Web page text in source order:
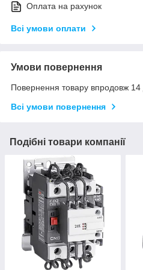
Оплата на рахунок
Всі умови оплати
Умови повернення
Повернення товару впродовж 14
Всі умови повернення
Подібні товари компанії